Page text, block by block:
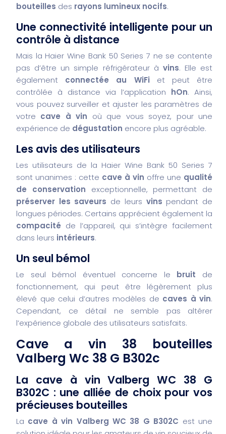
bouteilles des rayons lumineux nocifs.
Une connectivité intelligente pour un
contrôle à distance
Mais la Haier Wine Bank 50 Series 7 ne se contente
pas d’être un simple réfrigérateur à vins. Elle est
également connectée au WiFi et peut être
contrôlée à distance via l’application hOn. Ainsi,
vous pouvez surveiller et ajuster les paramètres de
votre cave à vin où que vous soyez, pour une
expérience de dégustation encore plus agréable.
Les avis des utilisateurs
Les utilisateurs de la Haier Wine Bank 50 Series 7
sont unanimes : cette cave à vin offre une qualité
de conservation exceptionnelle, permettant de
préserver les saveurs de leurs vins pendant de
longues périodes. Certains apprécient également la
compacité de l’appareil, qui s’intègre facilement
dans leurs intérieurs.
Un seul bémol
Le seul bémol éventuel concerne le bruit de
fonctionnement, qui peut être légèrement plus
élevé que celui d’autres modèles de caves à vin.
Cependant, ce détail ne semble pas altérer
l’expérience globale des utilisateurs satisfaits.
Cave a vin 38 bouteilles
Valberg Wc 38 G B302c
La cave à vin Valberg WC 38 G
B302C : une alliée de choix pour vos
précieuses bouteilles
La cave à vin Valberg WC 38 G B302C est une